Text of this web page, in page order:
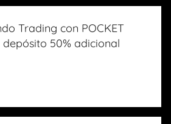
Trading con POCKET
depósito 50% adicional